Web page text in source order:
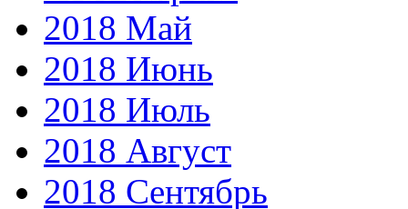
2018 Май
2018 Июнь
2018 Июль
2018 Август
2018 Сентябрь